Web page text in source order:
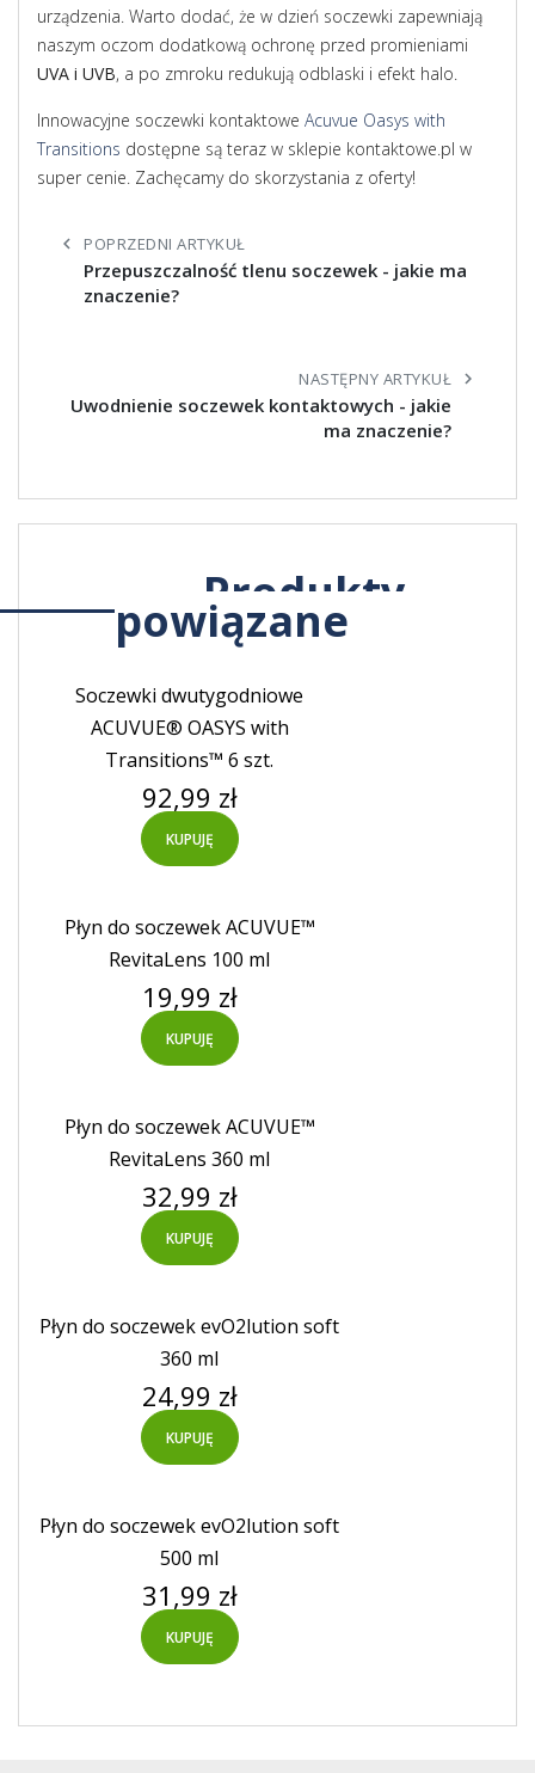
urządzenia. Warto dodać, że w dzień soczewki zapewniają
naszym oczom dodatkową ochronę przed promieniami
UVA i UVB, a po zmroku redukują odblaski i efekt halo.
Innowacyjne soczewki kontaktowe Acuvue Oasys with
Transitions dostępne są teraz w sklepie kontaktowe.pl w
super cenie. Zachęcamy do skorzystania z oferty!
chevron_left POPRZEDNI ARTYKUŁ
Przepuszczalność tlenu soczewek - jakie ma
znaczenie?
NASTĘPNY ARTYKUŁ chevron_right
Uwodnienie soczewek kontaktowych - jakie
ma znaczenie?
Produkty
powiązane
Soczewki dwutygodniowe
ACUVUE® OASYS with
Transitions™ 6 szt.
Cena
92,99 zł
KUPUJĘ
Płyn do soczewek ACUVUE™
RevitaLens 100 ml
Cena
19,99 zł
KUPUJĘ
Płyn do soczewek ACUVUE™
RevitaLens 360 ml
Cena
32,99 zł
KUPUJĘ
Płyn do soczewek evO2lution soft
360 ml
Cena
24,99 zł
KUPUJĘ
Płyn do soczewek evO2lution soft
500 ml
Cena
31,99 zł
KUPUJĘ